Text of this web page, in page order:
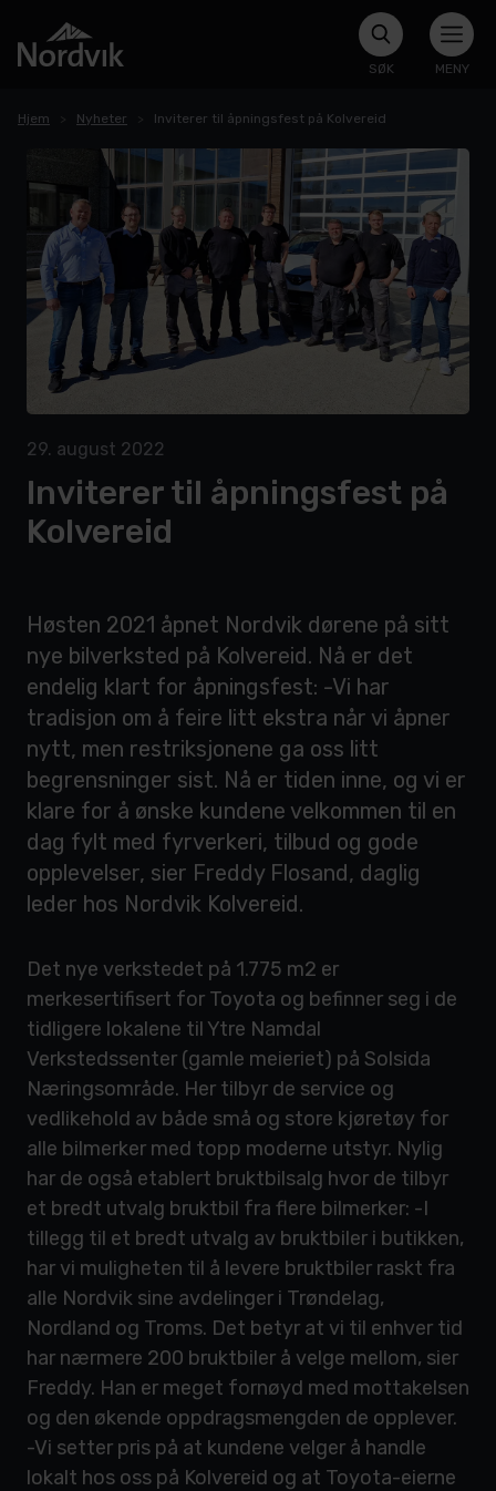
SØK MENY
Hjem Nyheter Inviterer til åpningsfest på Kolvereid
29. august 2022
Inviterer til åpningsfest på
Kolvereid
Høsten 2021 åpnet Nordvik dørene på sitt
nye bilverksted på Kolvereid. Nå er det
endelig klart for åpningsfest: -Vi har
tradisjon om å feire litt ekstra når vi åpner
nytt, men restriksjonene ga oss litt
begrensninger sist. Nå er tiden inne, og vi er
klare for å ønske kundene velkommen til en
dag fylt med fyrverkeri, tilbud og gode
opplevelser, sier Freddy Flosand, daglig
leder hos Nordvik Kolvereid.
Det nye verkstedet på 1.775 m2 er
merkesertifisert for Toyota og befinner seg i de
tidligere lokalene til Ytre Namdal
Verkstedssenter (gamle meieriet) på Solsida
Næringsområde. Her tilbyr de service og
vedlikehold av både små og store kjøretøy for
alle bilmerker med topp moderne utstyr. Nylig
har de også etablert bruktbilsalg hvor de tilbyr
et bredt utvalg bruktbil fra flere bilmerker: -I
tillegg til et bredt utvalg av bruktbiler i butikken,
har vi muligheten til å levere bruktbiler raskt fra
alle Nordvik sine avdelinger i Trøndelag,
Nordland og Troms. Det betyr at vi til enhver tid
har nærmere 200 bruktbiler å velge mellom, sier
Freddy. Han er meget fornøyd med mottakelsen
og den økende oppdragsmengden de opplever.
-Vi setter pris på at kundene velger å handle
lokalt hos oss på Kolvereid og at Toyota-eierne